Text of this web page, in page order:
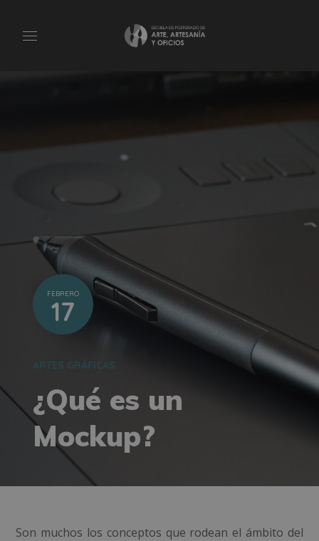
FEBRERO
17
ARTES GRÁFICAS
¿Qué es un
Mockup?
Son muchos los conceptos que rodean el ámbito del